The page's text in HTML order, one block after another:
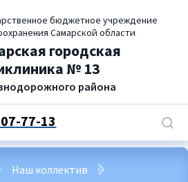
бюджетное учреждение
Самарской области
городская
№ 13
района
77-13
Наш коллектив